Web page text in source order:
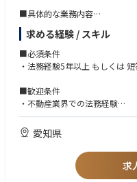
■キャリアパス：
ご経験を活かせる職能からスタ
ョンも可能です。
特定の技術を究めるスペシャリ
ネジメント職へのキャリアパ
変更を命ずる可能性あり。
■研修体制（OJT体制）：
入社から1週間程度は全社の座
チームリーダーの下で一連の
後を想定しております。
■具体的な業務内容
・契約書の作成・チェック
・法的リスクの確認
・各関連法令違反への対応と再
・社内法律相談への対応
・株主総会・取締役会等の機関
です。
弁護士資格者3名が在籍し専門
全般の幅広い法務業務に従事
求める経験 / スキル
■必須条件
・法務経験5年以上 もしくは
■歓迎条件
・不動産業界での法務経験
・宅地建物取引士、賃貸不動
お持ちの方
愛知県
求